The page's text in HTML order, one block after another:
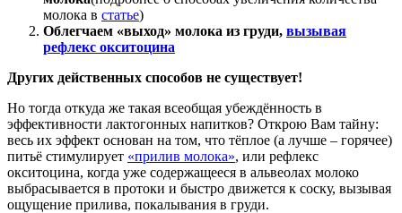
молока в статье)
Облегчаем «выход» молока из груди, вызывая
рефлекс окситоцина
Других действенных способов не существует!
Но тогда откуда же такая всеобщая убеждённость в
эффективности лактогонных напитков? Открою Вам тайну:
весь их эффект основан на том, что тёплое (а лучше – горячее)
питьё стимулирует «прилив молока», или рефлекс
окситоцина, когда уже содержащееся в альвеолах молоко
выбрасывается в протоки и быстро движется к соску, вызывая
ощущение прилива, покалывания в груди.